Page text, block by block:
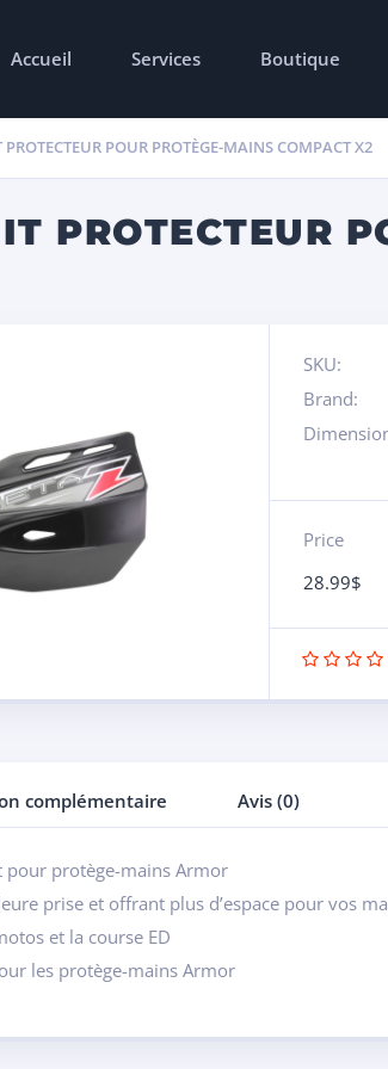
Accueil Services Boutique
POUR PROTÈGE-MAINS COMPACT X2
PROTECTEUR
SKU:
Brand:
Price
28.99$
complémentaire Avis (0)
pour protège-mains Armor
prise et offrant plus d’espace pour vos
et la course ED
les protège-mains Armor